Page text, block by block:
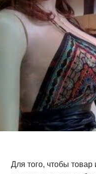
Для того, чтобы товар